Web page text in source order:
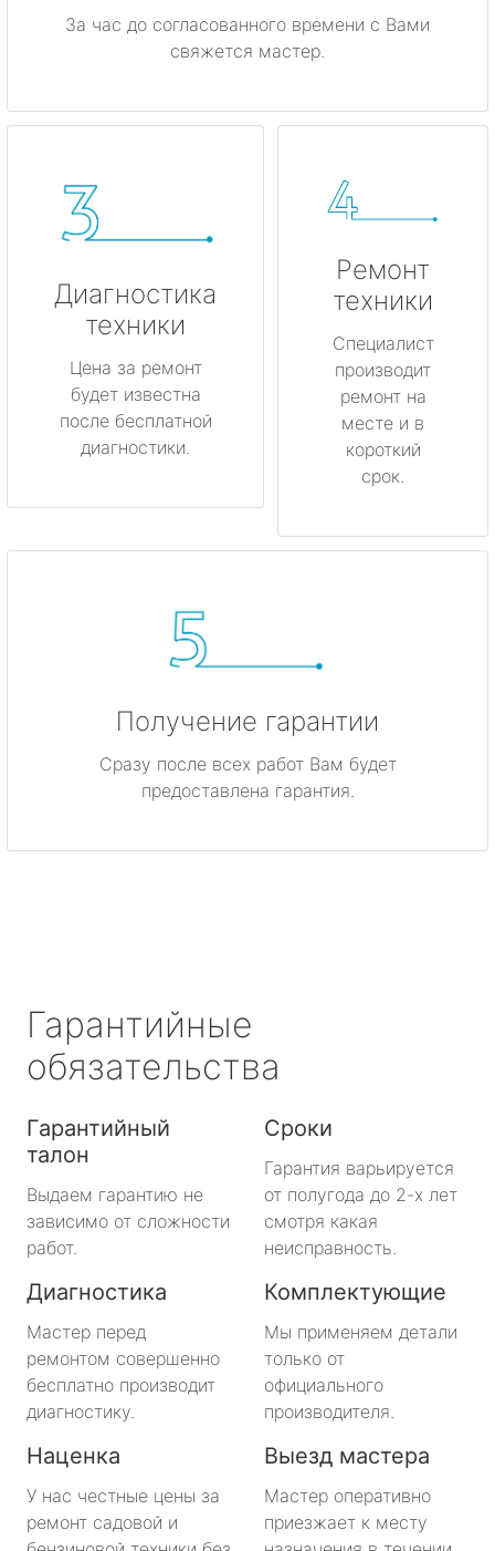
За час до согласованного времени с Вами
свяжется мастер.
Диагностика
техники
Цена за ремонт
будет известна
после бесплатной
диагностики.
Ремонт
техники
Специалист
производит
ремонт на
месте и в
короткий
срок.
Получение гарантии
Сразу после всех работ Вам будет
предоставлена гарантия.
Гарантийные
обязательства
Гарантийный
талон
Выдаем гарантию не
зависимо от сложности
работ.
Сроки
Гарантия варьируется
от полугода до 2-х лет
смотря какая
неисправность.
Диагностика
Мастер перед
ремонтом совершенно
бесплатно производит
диагностику.
Комплектующие
Мы применяем детали
только от
официального
производителя.
Наценка
У нас честные цены за
ремонт садовой и
Выезд мастера
Мастер оперативно
приезжает к месту